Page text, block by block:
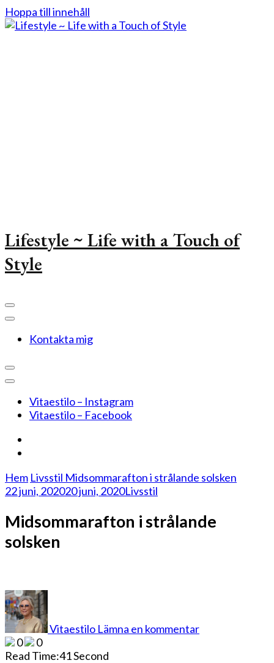
Hoppa till innehåll
Lifestyle ~ Life with a Touch of
Style
Kontakta mig
Vitaestilo – Instagram
Vitaestilo – Facebook
Hem Livsstil Midsommarafton i strålande solsken
22 juni, 202020 juni, 2020Livsstil
Midsommarafton i strålande
solsken
Vitaestilo Lämna en kommentar
strålande
0
0
Read Time:41 Second